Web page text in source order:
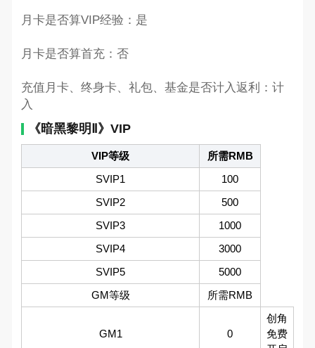
月卡是否算VIP经验：是
月卡是否算首充：否
充值月卡、终身卡、礼包、基金是否计入返利：计
入
《暗黑黎明Ⅱ》VIP
VIP等级
所需RMB
SVIP1
100
SVIP2
500
SVIP3
1000
SVIP4
3000
SVIP5
5000
GM等级
所需RMB
GM1 0
创角
免费